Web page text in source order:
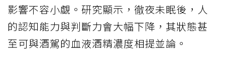
影響不容小覷。研究顯示，徹夜未眠後，人
的認知能力與判斷力會大幅下降，其狀態甚
至可與酒駕的血液酒精濃度相提並論。